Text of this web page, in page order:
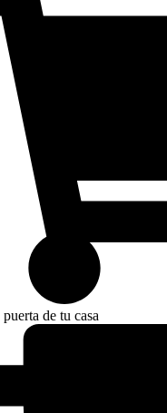
de tu casa